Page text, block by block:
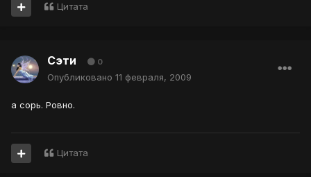
Цитата
Сэти 0
Опубликовано 11 февраля, 2009
а сорь. Ровно.
Цитата